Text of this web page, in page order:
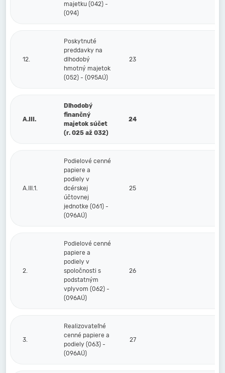
majetku (042) -
(094)
12.
Poskytnuté
preddavky na
dlhodobý
hmotný majetok
(052) - (095AÚ)
23
A.III.
Dlhodobý
finančný
majetok súčet
(r. 025 až 032)
24
A.III.1.
Podielové cenné
papiere a
podiely v
dcérskej
účtovnej
jednotke (061) -
(096AÚ)
25
2.
Podielové cenné
papiere a
podiely v
spoločnosti s
podstatným
vplyvom (062) -
(096AÚ)
26
3.
Realizovateľné
cenné papiere a
podiely (063) -
(096AÚ)
27